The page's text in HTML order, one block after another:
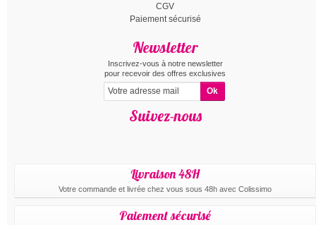
CGV
Paiement sécurisé
Newsletter
Inscrivez-vous à notre newsletter
pour recevoir des offres exclusives
Suivez-nous
Livraison 48H
Votre commande et livrée chez vous sous 48h avec Colissimo
Paiement sécurisé